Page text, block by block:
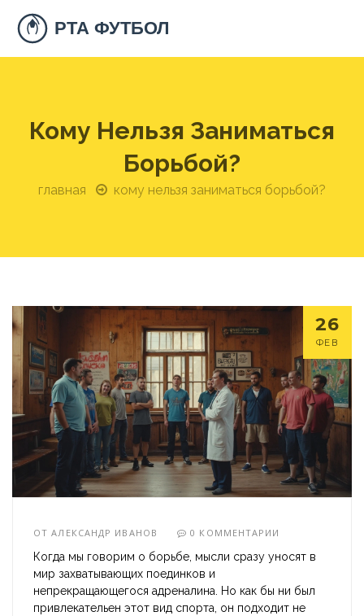
Кому Нельзя Заниматься
Борьбой?
главная кому нельзя заниматься борьбой?
26
ФЕВ
ОТАЛЕКСАНДР ИВАНОВ 0 КОММЕНТАРИИ
Когда мы говорим о борьбе, мысли сразу уносят в
мир захватывающих поединков и
непрекращающегося адреналина. Но как бы ни был
привлекательен этот вид спорта, он подходит не